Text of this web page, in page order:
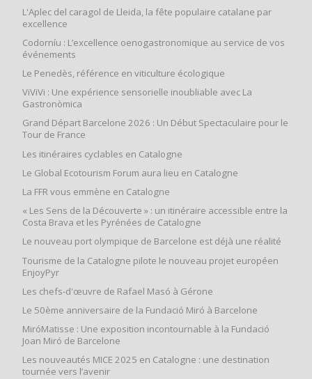
L'Aplec del caragol de Lleida, la fête populaire catalane par
excellence
Codorníu : L’excellence oenogastronomique au service de vos
événements
Le Penedès, référence en viticulture écologique
ViViVi : Une expérience sensorielle inoubliable avec La
Gastronòmica
Grand Départ Barcelone 2026 : Un Début Spectaculaire pour le
Tour de France
Les itinéraires cyclables en Catalogne
Le Global Ecotourism Forum aura lieu en Catalogne
La FFR vous emmène en Catalogne
« Les Sens de la Découverte » : un itinéraire accessible entre la
Costa Brava et les Pyrénées de Catalogne
Le nouveau port olympique de Barcelone est déjà une réalité
Tourisme de la Catalogne pilote le nouveau projet européen
EnjoyPyr
Les chefs-d'œuvre de Rafael Masó à Gérone
Le 50ème anniversaire de la Fundació Miró à Barcelone
MiróMatisse : Une exposition incontournable à la Fundació
Joan Miró de Barcelone
Les nouveautés MICE 2025 en Catalogne : une destination
tournée vers l’avenir